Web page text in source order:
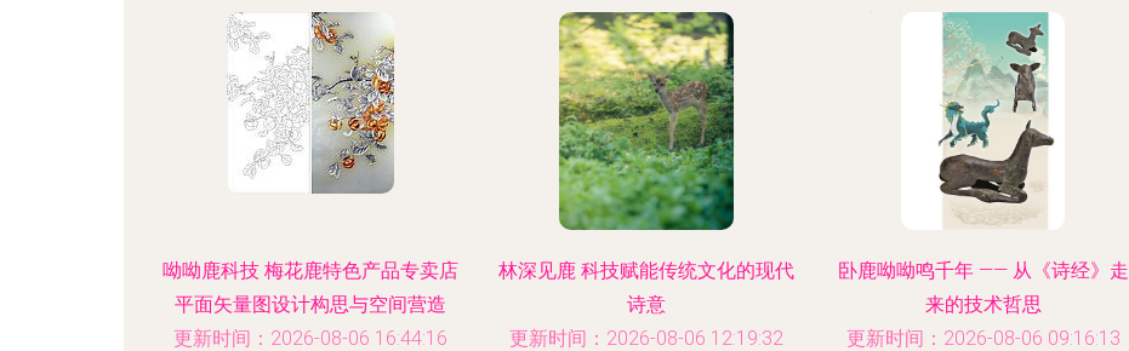
更新时间：2026-08-06 19:54:50
呦呦鹿科技 梅花鹿特色产品专卖店
平面矢量图设计构思与空间营造
更新时间：2026-08-06 16:44:16
林深见鹿 科技赋能传统文化的现代
诗意
更新时间：2026-08-06 12:19:32
卧鹿呦呦鸣千年 —— 从《诗经》走
来的技术哲思
更新时间：2026-08-06 09:16:13